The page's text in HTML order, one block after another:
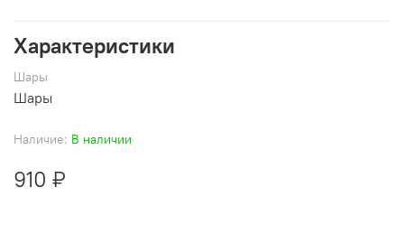
Наличие: В наличии
910 ₽
Характеристики
Шары
Шары